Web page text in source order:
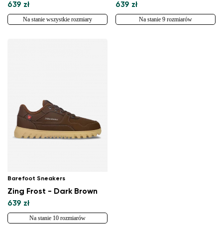
639 zł
Na stanie wszystkie rozmiary
639 zł
Na stanie 9 rozmiarów
Barefoot Sneakers
Zing Frost - Dark Brown
639 zł
Na stanie 10 rozmiarów